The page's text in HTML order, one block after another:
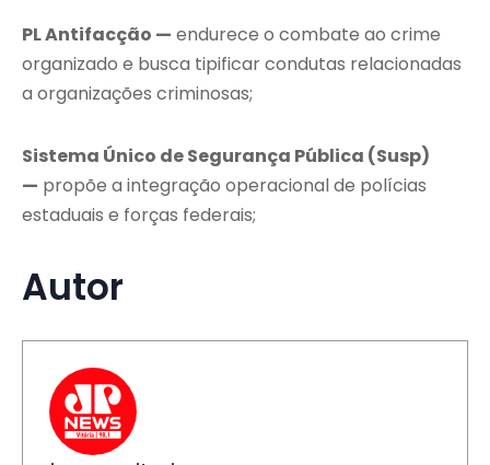
PL Antifacção — endurece o combate ao crime
organizado e busca tipificar condutas relacionadas
a organizações criminosas;
Sistema Único de Segurança Pública (Susp)
— propõe a integração operacional de polícias
estaduais e forças federais;
Autor